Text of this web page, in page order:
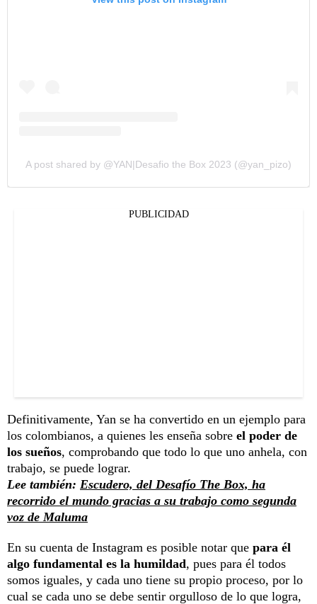
A post shared by @YAN|Desafio the Box 2023 (@yan_pizo)
PUBLICIDAD
Definitivamente, Yan se ha convertido en un ejemplo para
los colombianos, a quienes les enseña sobre el poder de
los sueños, comprobando que todo lo que uno anhela, con
trabajo, se puede lograr.
Lee también: Escudero, del Desafío The Box, ha
recorrido el mundo gracias a su trabajo como segunda
voz de Maluma
En su cuenta de Instagram es posible notar que para él
algo fundamental es la humildad, pues para él todos
somos iguales, y cada uno tiene su propio proceso, por lo
cual se cada uno se debe sentir orgulloso de lo que logra,